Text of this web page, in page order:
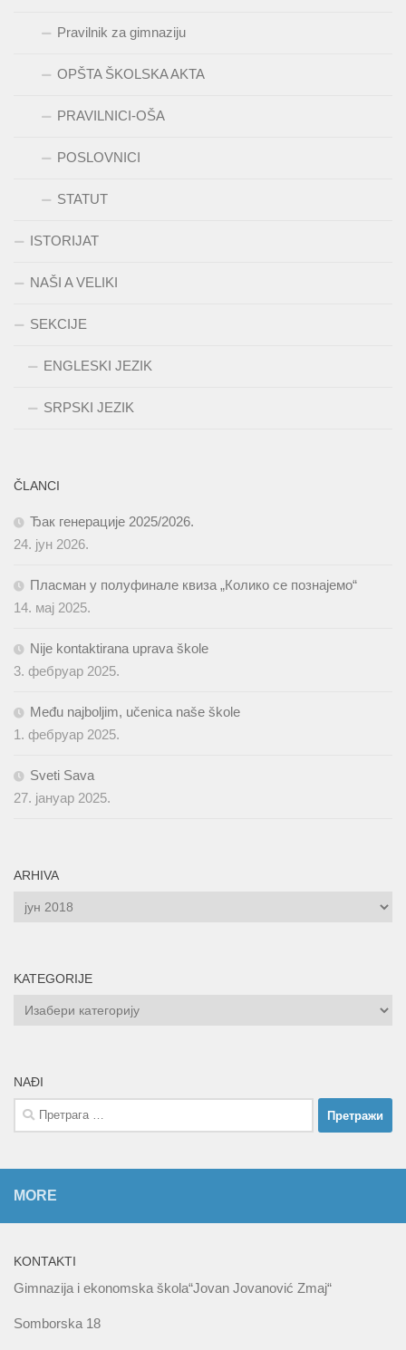
Pravilnik za gimnaziju
OPŠTA ŠKOLSKA AKTA
PRAVILNICI-OŠA
POSLOVNICI
STATUT
ISTORIJAT
NAŠI A VELIKI
SEKCIJE
ENGLESKI JEZIK
SRPSKI JEZIK
ČLANCI
Ђак генерације 2025/2026.
24. јун 2026.
Пласман у полуфинале квиза „Колико се познајемо“
14. мај 2025.
Nije kontaktirana uprava škole
3. фебруар 2025.
Među najboljim, učenica naše škole
1. фебруар 2025.
Sveti Sava
27. јануар 2025.
ARHIVA
ARHIVA
KATEGORIJE
KATEGORIJE
NAĐI
Претрага
за:
MORE
KONTAKTI
Gimnazija i ekonomska škola“Jovan Jovanović Zmaj“
Somborska 18